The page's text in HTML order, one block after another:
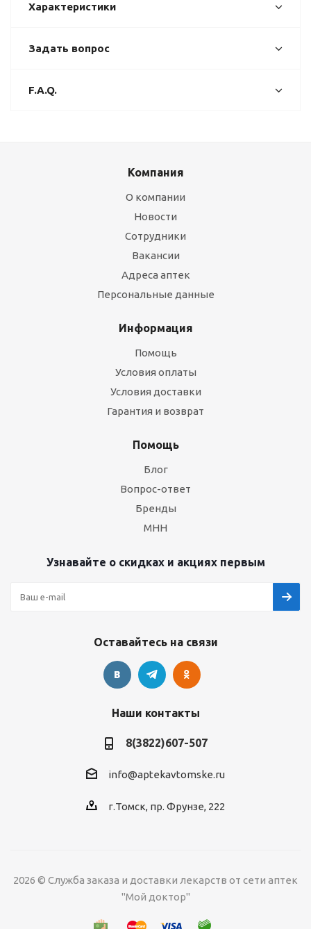
Характеристики
Задать вопрос
F.A.Q.
Компания
О компании
Новости
Сотрудники
Вакансии
Адреса аптек
Персональные данные
Информация
Помощь
Условия оплаты
Условия доставки
Гарантия и возврат
Помощь
Блог
Вопрос-ответ
Бренды
МНН
Узнавайте о скидках и акциях первым
Оставайтесь на связи
Наши контакты
8(3822)607-507
info@aptekavtomske.ru
г.Томск, пр. Фрунзе, 222
2026 © Служба заказа и доставки лекарств от сети аптек
"Мой доктор"